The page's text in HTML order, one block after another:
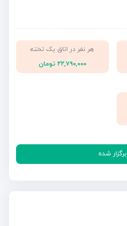
هر نفر در اتاق یک تخته
۲۲,۷۹۰,۰۰۰ تومان
برگزار شده